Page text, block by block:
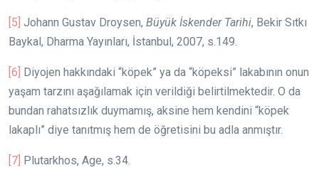
[5] Johann Gustav Droysen, Büyük İskender Tarihi, Bekir Sıtkı
Baykal, Dharma Yayınları, İstanbul, 2007, s.149.
[6]
Diyojen hakkındaki “köpek” ya da “köpeksi” lakabının onun
yaşam tarzını aşağılamak için verildiği belirtilmektedir. O da
bundan rahatsızlık duymamış, aksine hem kendini “köpek
lakaplı” diye tanıtmış hem de öğretisini bu adla anmıştır.
[7] Plutarkhos, Age, s.34.